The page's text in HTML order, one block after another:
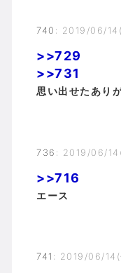
740 : 2019/06/
>>729
>>731
思い出せたあり
736 : 2019/06/
>>716
エース
741 : 2019/06/